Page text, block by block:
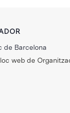
de Barcelona
web de